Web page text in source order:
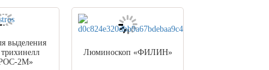
выделения
2М»
Люминоскоп «ФИЛИН»